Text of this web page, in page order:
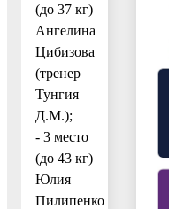
(до 37 кг)
Ангелина
Цибизова
(тренер
Тунгия
Д.М.);
- 3 место
(до 43 кг)
Юлия
Пилипенко